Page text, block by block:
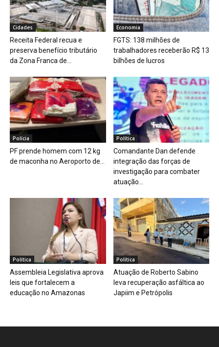
Cidades
Receita Federal recua e
preserva benefício tributário
da Zona Franca de...
Economia
FGTS: 138 milhões de
trabalhadores receberão R$ 13
bilhões de lucros
Polícia
PF prende homem com 12 kg
de maconha no Aeroporto de...
Política
Comandante Dan defende
integração das forças de
investigação para combater
atuação...
Política
Assembleia Legislativa aprova
leis que fortalecem a
educação no Amazonas
Política
Atuação de Roberto Sabino
leva recuperação asfáltica ao
Japiim e Petrópolis